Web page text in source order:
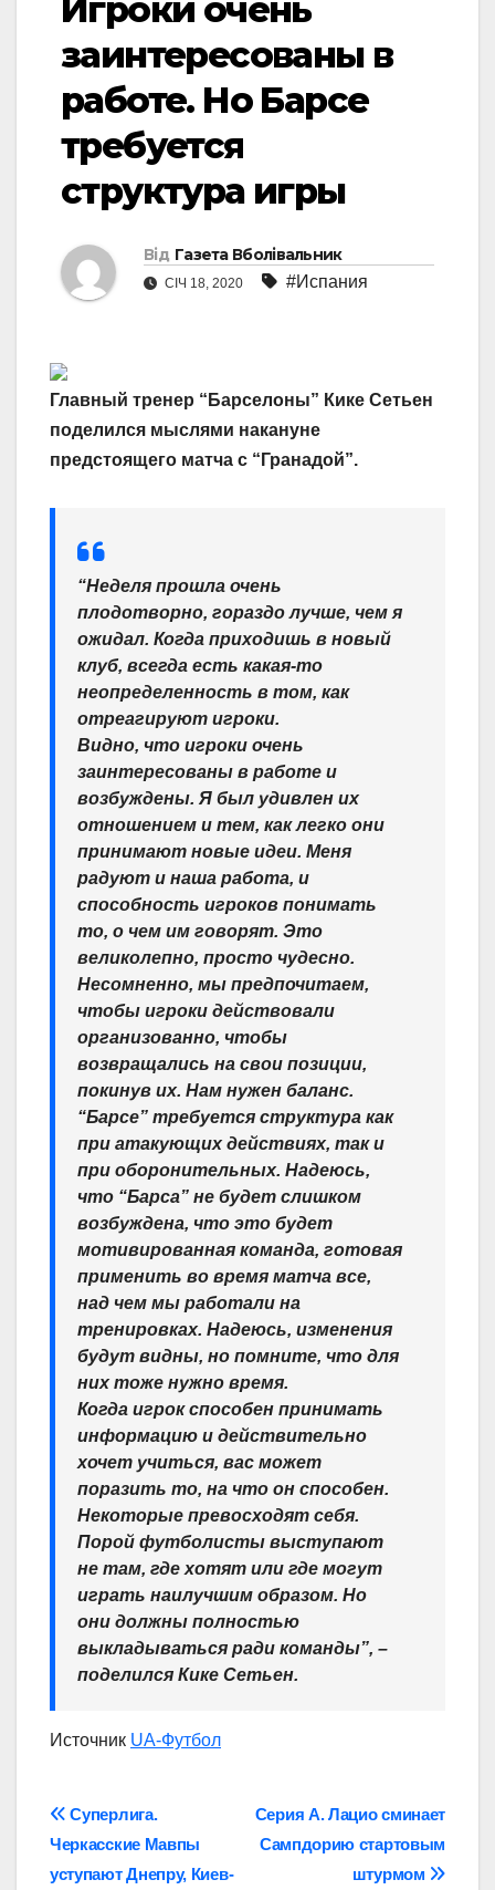
Игроки очень
заинтересованы в
работе. Но Барсе
требуется
структура игры
Від Газета Вболівальник
СІЧ 18, 2020 #Испания
Главный тренер “Барселоны” Кике Сетьен
поделился мыслями накануне
предстоящего матча с “Гранадой”.
“Неделя прошла очень
плодотворно, гораздо лучше, чем я
ожидал. Когда приходишь в новый
клуб, всегда есть какая-то
неопределенность в том, как
отреагируют игроки.
Видно, что игроки очень
заинтересованы в работе и
возбуждены. Я был удивлен их
отношением и тем, как легко они
принимают новые идеи. Меня
радуют и наша работа, и
способность игроков понимать
то, о чем им говорят. Это
великолепно, просто чудесно.
Несомненно, мы предпочитаем,
чтобы игроки действовали
организованно, чтобы
возвращались на свои позиции,
покинув их. Нам нужен баланс.
“Барсе” требуется структура как
при атакующих действиях, так и
при оборонительных. Надеюсь,
что “Барса” не будет слишком
возбуждена, что это будет
мотивированная команда, готовая
применить во время матча все,
над чем мы работали на
тренировках. Надеюсь, изменения
будут видны, но помните, что для
них тоже нужно время.
Когда игрок способен принимать
информацию и действительно
хочет учиться, вас может
поразить то, на что он способен.
Некоторые превосходят себя.
Порой футболисты выступают
не там, где хотят или где могут
играть наилучшим образом. Но
они должны полностью
выкладываться ради команды”, –
поделился Кике Сетьен.
Источник UA-Футбол
Навігація
записів
Серия А. Лацио сминает
Сампдорию стартовым
штурмом
Суперлига.
Черкасские Мавпы
уступают Днепру, Киев-